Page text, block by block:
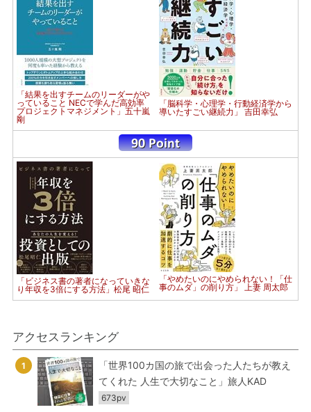
「結果を出すチームのリーダーがや
っていること NECで学んだ高効率
プロジェクトマネジメント」五十嵐
剛
「脳科学・心理学・行動経済学から
導いたすごい継続力」 吉田幸弘
「ビジネス書の著者になっていきな
り年収を3倍にする方法」松尾 昭仁
「やめたいのにやめられない！「仕
事のムダ」の削り方」 上妻 周太郎
アクセスランキング
1
「世界100カ国の旅で出会った人たちが教え
てくれた 人生で大切なこと」旅人KAD
673pv